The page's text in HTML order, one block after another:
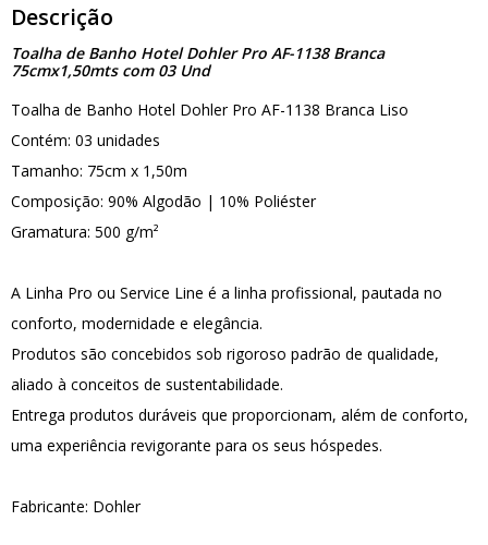
Descrição
Toalha de Banho Hotel Dohler Pro AF-1138 Branca
75cmx1,50mts com 03 Und
Toalha de Banho Hotel Dohler Pro AF-1138 Branca Liso
Contém: 03 unidades
Tamanho: 75cm x 1,50m
Composição: 90% Algodão | 10% Poliéster
Gramatura: 500 g/m²
A Linha Pro ou Service Line é a linha profissional, pautada no
conforto, modernidade e elegância.
Produtos são concebidos sob rigoroso padrão de qualidade,
aliado à conceitos de sustentabilidade.
Entrega produtos duráveis que proporcionam, além de conforto,
uma experiência revigorante para os seus hóspedes.
Fabricante: Dohler